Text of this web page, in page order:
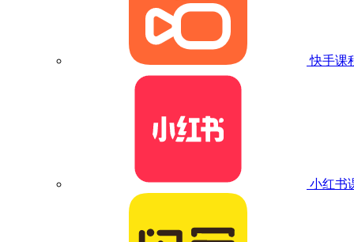
快手课
小红书